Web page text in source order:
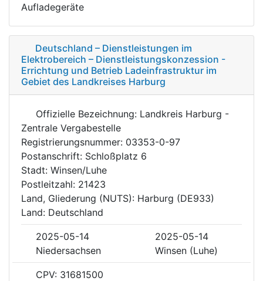
Aufladegeräte
Deutschland – Dienstleistungen im
Elektrobereich – Dienstleistungskonzession -
Errichtung und Betrieb Ladeinfrastruktur im
Gebiet des Landkreises Harburg
Offizielle Bezeichnung: Landkreis Harburg -
Zentrale Vergabestelle
Registrierungsnummer: 03353-0-97
Postanschrift: Schloßplatz 6
Stadt: Winsen/Luhe
Postleitzahl: 21423
Land, Gliederung (NUTS): Harburg (DE933)
Land: Deutschland
2025-05-14
2025-05-14
Niedersachsen
Winsen (Luhe)
CPV: 31681500